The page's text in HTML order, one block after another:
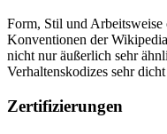
Form, Stil und Arbeitsweise
Konventionen der
nicht nur äußerlich sehr
Verhaltenskodizes sehr
Zertifizierungen